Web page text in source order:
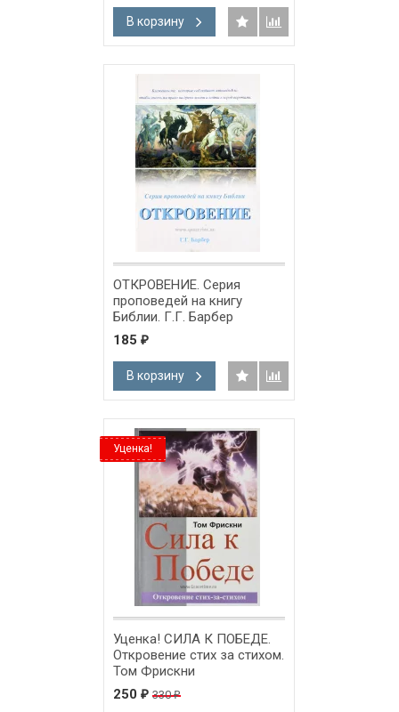
В корзину
ОТКРОВЕНИЕ. Серия
проповедей на книгу
Библии. Г.Г. Барбер
185 ₽
В корзину
Уценка!
Уценка! СИЛА К ПОБЕДЕ.
Откровение стих за стихом.
Том Фрискни
250 ₽ 330₽